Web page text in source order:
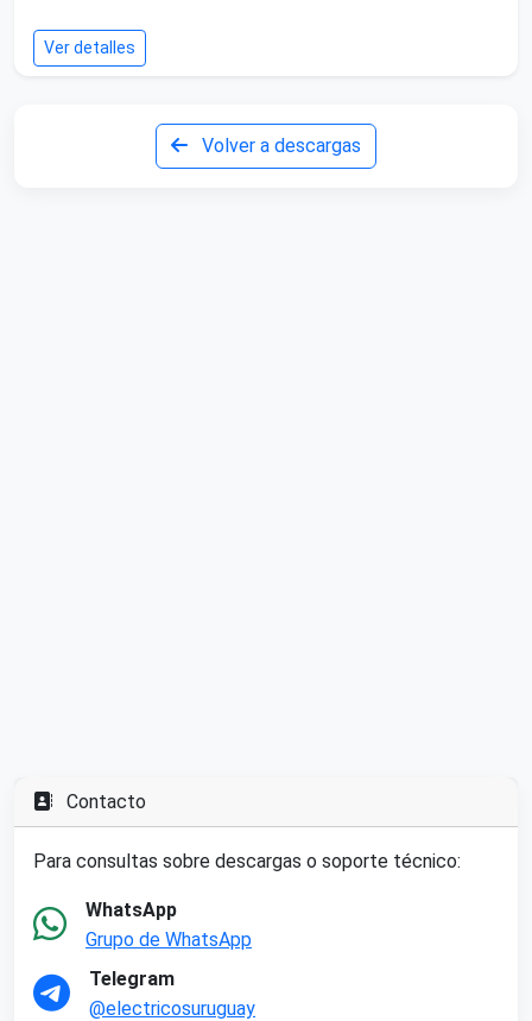
Ver detalles
Volver a descargas
Contacto
Para consultas sobre descargas o soporte técnico:
WhatsApp
Grupo de WhatsApp
Telegram
@electricosuruguay